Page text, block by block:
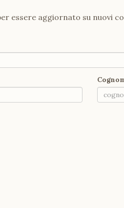
essere aggiornato su nuovi